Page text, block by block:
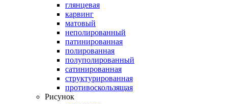
глянцевая
карвинг
матовый
неполированный
патинированная
полированная
полуполированный
сатинированная
структурированная
противоскользящая
Рисунок